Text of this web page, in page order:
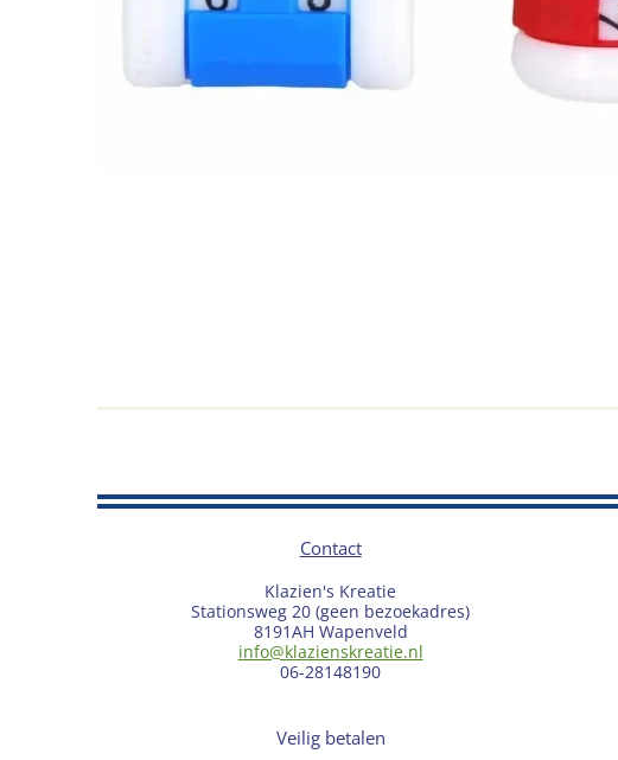
Contact
Klazien's Kreatie
Stationsweg 20 (geen bezoekadres)
8191AH Wapenveld
info@klazienskreatie.nl
06-28148190
Veilig betalen